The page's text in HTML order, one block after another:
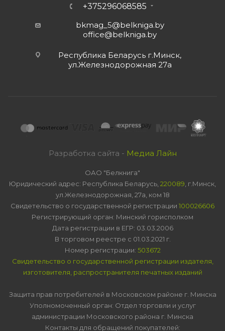
+375296068585
bkmag_5@belkniga.by
office@belkniga.by
Республика Беларусь г.Минск,
ул.Железнодорожная 27а
Разработка сайта - Медиа Лайн
ОАО "Белкнига"
Юридический адрес: Республика Беларусь, 220089 , г.Минск,
ул.Железнодорожная, 27а, ком 18
Свидетельство о государственной регистрации 100026606
Регистрирующий орган: Минский горисполком
Дата регистрации в ЕГР: 03.03.2006
В торговом реестре с 01.03.2021 г.
Номер регистрации: 503672
Свидетельство о государственной регистрации издателя,
изготовителя, распространителя печатных изданий
Защита прав потребителей в Московском районе г. Минска
Уполномоченный орган: Отдел торговли и услуг
администрации Московского района г. Минска
Контакты для обращений покупателей: